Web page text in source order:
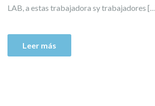
LAB, a estas trabajadora sy trabajadores
Leer más